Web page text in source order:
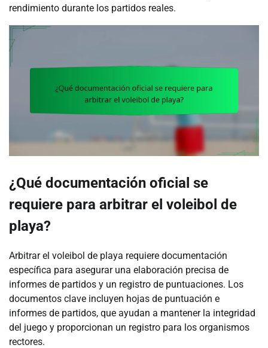
rendimiento durante los partidos reales.
¿Qué documentación oficial se
requiere para arbitrar el voleibol de
playa?
Arbitrar el voleibol de playa requiere documentación
específica para asegurar una elaboración precisa de
informes de partidos y un registro de puntuaciones. Los
documentos clave incluyen hojas de puntuación e
informes de partidos, que ayudan a mantener la integridad
del juego y proporcionan un registro para los organismos
rectores.